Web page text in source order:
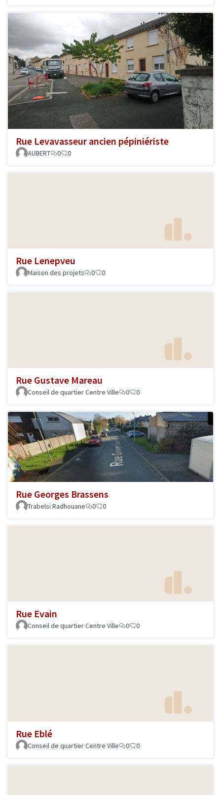
Rue Levavasseur ancien pépiniériste
AUBERT 0 0
Rue Lenepveu
Maison des projets 0 0
Rue Gustave Mareau
Conseil de quartier Centre Ville 0 0
Rue Georges Brassens
Trabelsi Radhouane 0 0
Rue Evain
Conseil de quartier Centre Ville 0 0
Rue Eblé
Conseil de quartier Centre Ville 0 0